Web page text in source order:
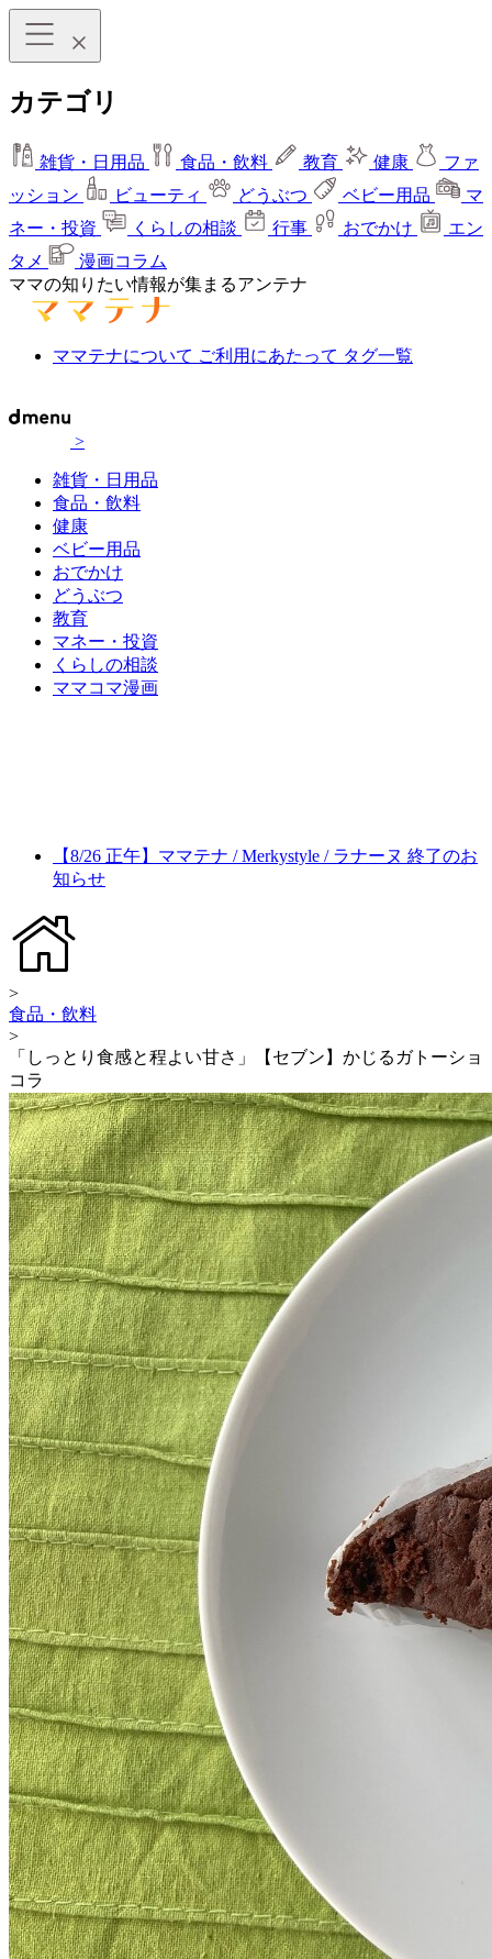
カテゴリ
雑貨・日用品 食品・飲料 教育 健康
ファ
ッション
ビューティ どうぶつ ベビー用品
マ
ネー・投資
くらしの相談 行事 おでかけ
エン
タメ
漫画コラム
ママの知りたい情報が集まるアンテナ
ママテナについて ご利用にあたって タグ一覧
>
雑貨・日用品
食品・飲料
健康
ベビー用品
おでかけ
どうぶつ
教育
マネー・投資
くらしの相談
ママコマ漫画
【8/26 正午】ママテナ / Merkystyle / ラナーヌ 終了のお
知らせ
>
食品・飲料
>
「しっとり食感と程よい甘さ」【セブン】かじるガトーショ
コラ